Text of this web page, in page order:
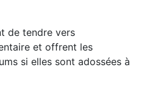
de tendre vers
et offrent les
si elles sont adossées à